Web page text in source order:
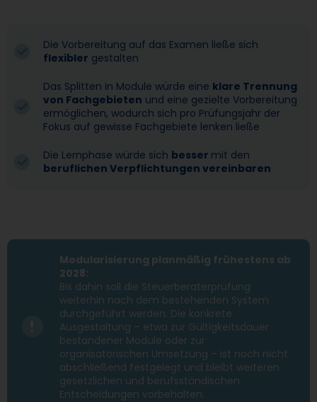
Die Vorbereitung auf das Examen ließe sich
flexibler gestalten
Das Splitten in Module würde eine klare Trennung
von Fachgebieten und eine gezielte Vorbereitung
ermöglichen, wodurch sich pro Prüfungsjahr der
Fokus auf gewisse Fachgebiete lenken ließe
Die Lernphase würde sich besser mit den
beruflichen Verpflichtungen vereinbaren
Modularisierung planmäßig frühestens ab
2028:
Bis dahin soll die Steuerberaterprüfung
weiterhin nach dem bestehenden System
durchgeführt werden. Die konkrete
Ausgestaltung – etwa zur Gültigkeitsdauer
bestandener Module oder zur
organisatorischen Umsetzung – ist noch nicht
abschließend festgelegt und bleibt weiteren
gesetzlichen und berufsständischen
Entscheidungen vorbehalten.